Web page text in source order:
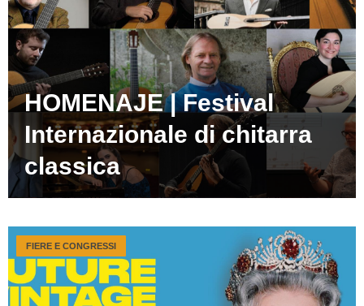
HOMENAJE | Festival
Internazionale di chitarra
classica
FIERE E CONGRESSI